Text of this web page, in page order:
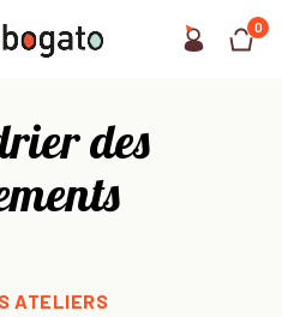
0
des
ATELIERS